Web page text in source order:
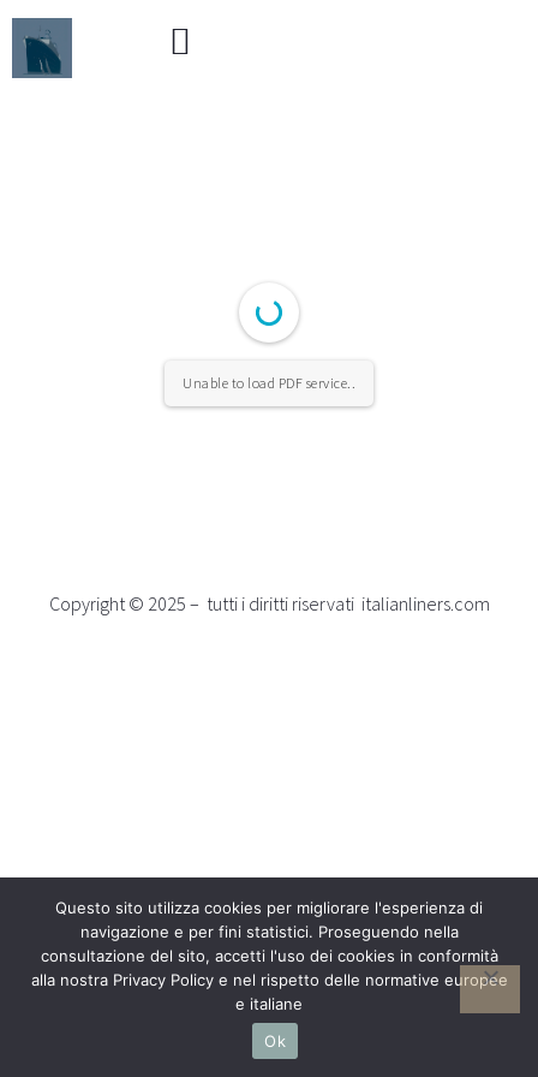
Unable to load PDF service..
Copyright © 2025 – tutti i diritti riservati italianliners.com
Questo sito utilizza cookies per migliorare l'esperienza di
navigazione e per fini statistici. Proseguendo nella
consultazione del sito, accetti l'uso dei cookies in conformità
alla nostra Privacy Policy e nel rispetto delle normative europee
e italiane
Ok